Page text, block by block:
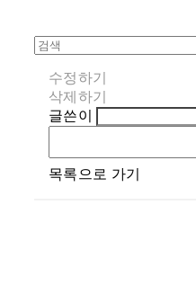
수정하기
삭제하기
글쓴이
목록으로 가기